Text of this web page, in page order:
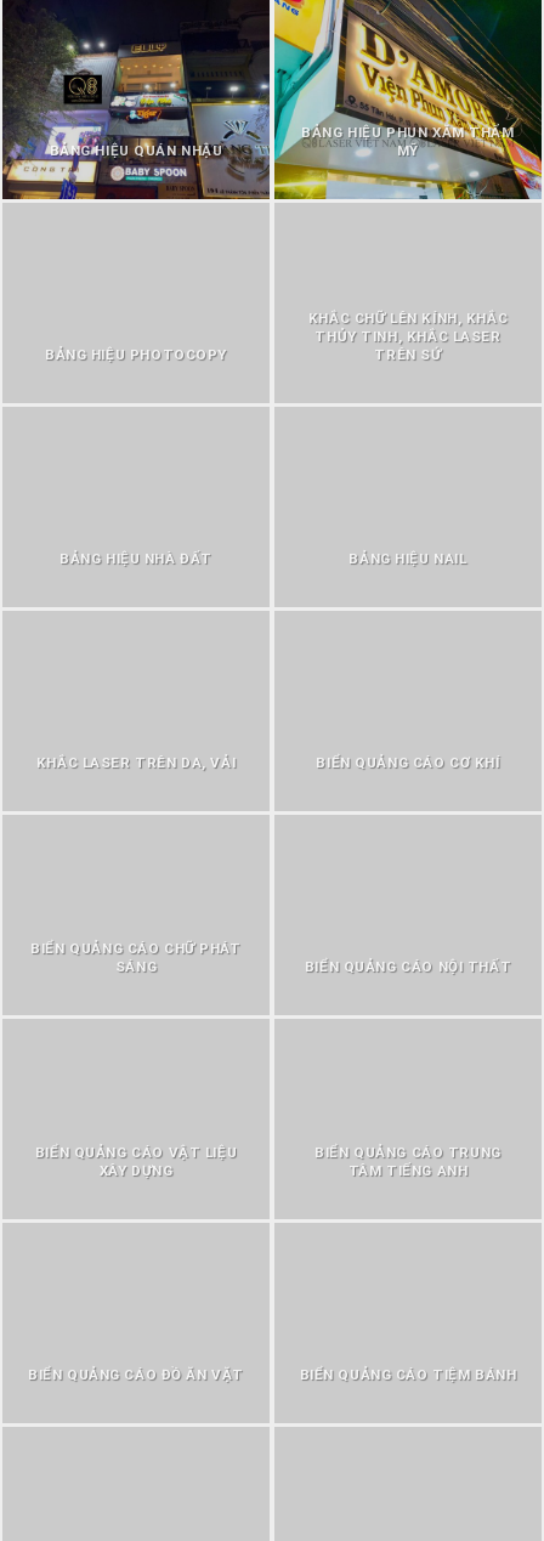
BẢNG HIỆU QUÁN NHẬU
BẢNG HIỆU PHUN XĂM THẨM
MỸ
BẢNG HIỆU PHOTOCOPY
KHẮC CHỮ LÊN KÍNH, KHẮC
THỦY TINH, KHẮC LASER
TRÊN SỨ
BẢNG HIỆU NHÀ ĐẤT BẢNG HIỆU NAIL
KHẮC LASER TRÊN DA, VẢI BIỂN QUẢNG CÁO CƠ KHÍ
BIỂN QUẢNG CÁO CHỮ PHÁT
SÁNG
BIỂN QUẢNG CÁO NỘI THẤT
BIỂN QUẢNG CÁO VẬT LIỆU
XÂY DỰNG
BIỂN QUẢNG CÁO TRUNG
TÂM TIẾNG ANH
BIỂN QUẢNG CÁO ĐỒ ĂN VẶT BIỂN QUẢNG CÁO TIỆM BÁNH